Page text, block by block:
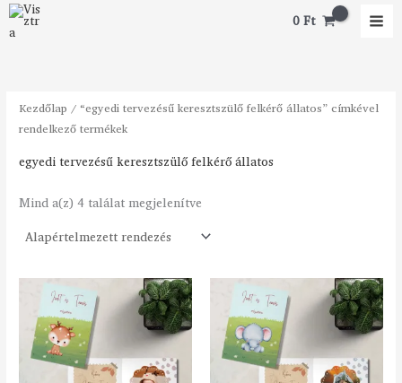
Skip
to
0Ft
Kezdőlap / “egyedi tervezésű keresztszülő felkérő állatos” címkével
rendelkező termékek
egyedi tervezésű keresztszülő felkérő állatos
Mind a(z) 4 találat megjelenítve